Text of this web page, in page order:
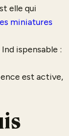
elle qui
miniatures
ispensable :
est active,